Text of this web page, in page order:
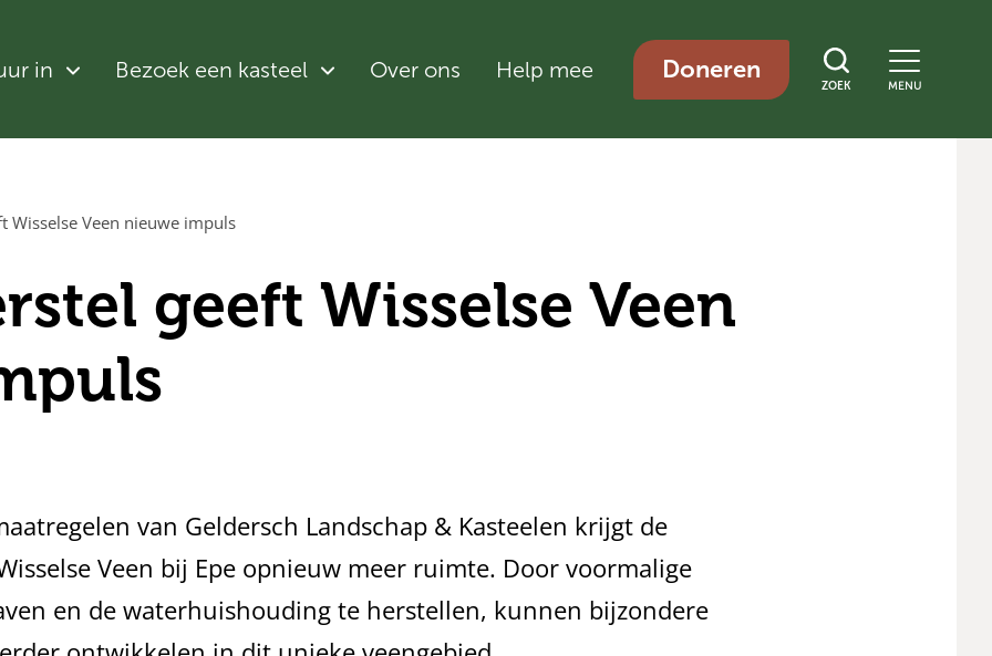
in Bezoek een kasteel Over ons Help mee Doneren
ZOEK MENU
Wisselse Veen nieuwe impuls
geeft Wisselse Veen
van Geldersch Landschap & Kasteelen krijgt de
Veen bij Epe opnieuw meer ruimte. Door voormalige
en de waterhuishouding te herstellen, kunnen bijzondere